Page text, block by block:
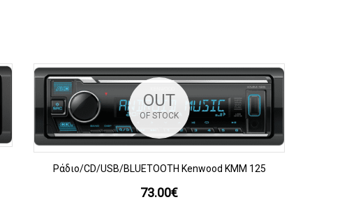
OUT
OF STOCK
ΠΡΟΒΟΛΗ
Ράδιο/CD/USB/BLUETOOTH Kenwood KMM 125
73.00€